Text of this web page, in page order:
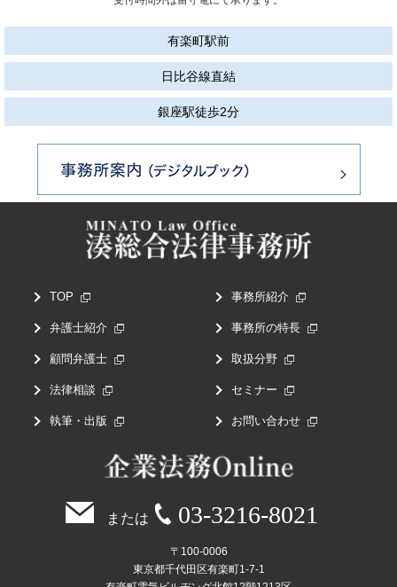
有楽町駅前
日比谷線直結
銀座駅徒歩2分
TOP 事務所紹介
弁護士紹介 事務所の特長
顧問弁護士 取扱分野
法律相談 セミナー
執筆・出版 お問い合わせ
または 03-3216-8021
〒100-0006
東京都千代田区有楽町1-7-1